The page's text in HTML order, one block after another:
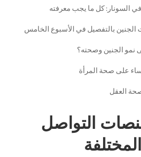
السونار: كل ما يجب معرفته
بالتفصيل في الأسبوع الخامس
نمو الجنين وصحته؟
على صحة المرأة
العقل
التواصل